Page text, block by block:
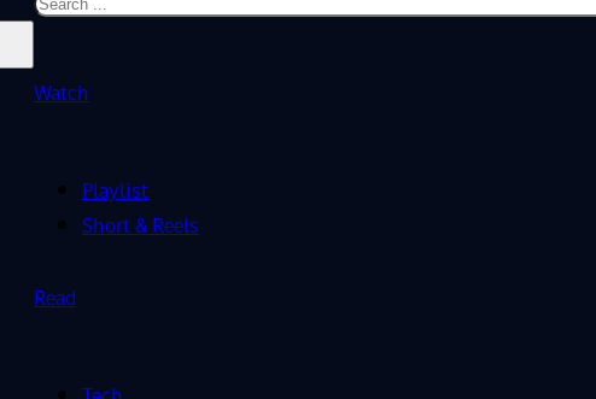
Watch
Playlist
Short & Reels
Read